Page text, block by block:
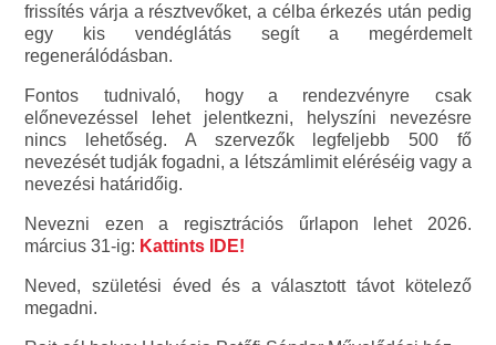
frissítés várja a résztvevőket, a célba érkezés után pedig
egy kis vendéglátás segít a megérdemelt
regenerálódásban.
Fontos tudnivaló, hogy a rendezvényre csak
előnevezéssel lehet jelentkezni, helyszíni nevezésre
nincs lehetőség. A szervezők legfeljebb 500 fő
nevezését tudják fogadni, a létszámlimit eléréséig vagy a
nevezési határidőig.
Nevezni ezen a regisztrációs űrlapon lehet 2026.
március 31-ig: Kattints IDE!
Neved, születési éved és a választott távot kötelező
megadni.